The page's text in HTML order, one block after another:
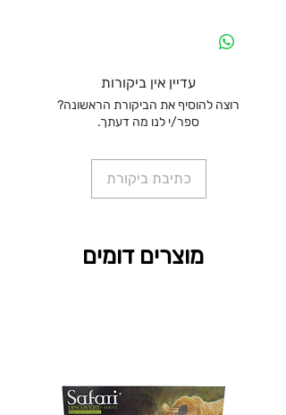
עדיין אין ביקורות
רוצה להוסיף את הביקורת הראשונה?
ספר/י לנו מה דעתך.
כתיבת ביקורת
מוצרים דומים